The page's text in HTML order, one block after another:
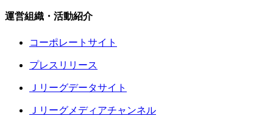
運営組織・活動紹介
コーポレートサイト
プレスリリース
Ｊリーグデータサイト
Ｊリーグメディアチャンネル